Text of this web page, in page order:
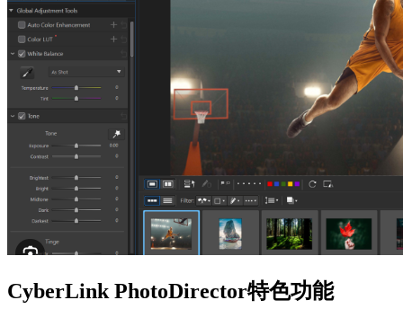
CyberLink PhotoDirector特色功能